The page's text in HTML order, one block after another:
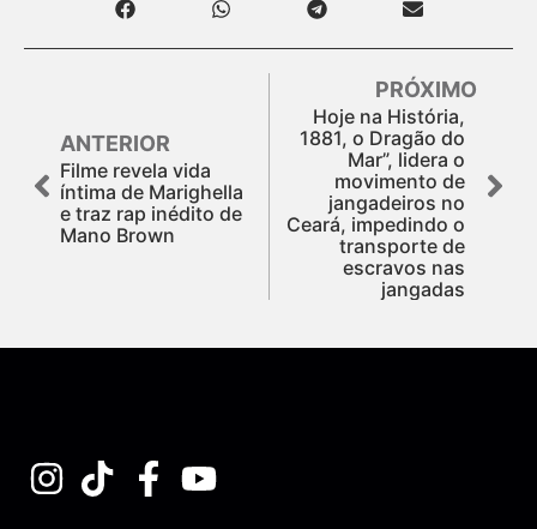
ANTERIOR
Filme revela vida
íntima de Marighella
e traz rap inédito de
Mano Brown
PRÓXIMO
Hoje na História,
1881, o Dragão do
Mar”, lidera o
movimento de
jangadeiros no
Ceará, impedindo o
transporte de
escravos nas
jangadas